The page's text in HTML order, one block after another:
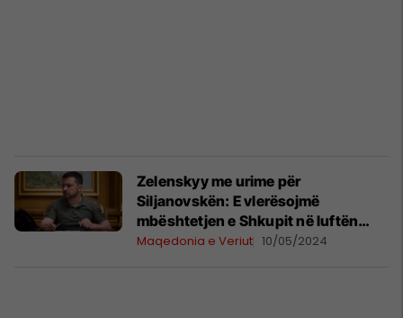
Zelenskyy me urime për
Siljanovskën: E vlerësojmë
mbështetjen e Shkupit në luftën
kundër pushtimit rus
Maqedonia e Veriut 10/05/2024